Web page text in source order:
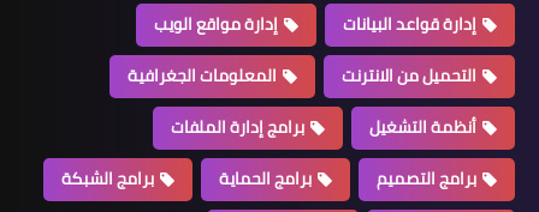
إدارة قواعد البيانات
إدارة مواقع الويب
التحميل من الانترنت
المعلومات الجغرافية
أنظمة التشغيل
برامج إدارة الملفات
برامج التصميم
برامج الحماية
برامج الشبكة